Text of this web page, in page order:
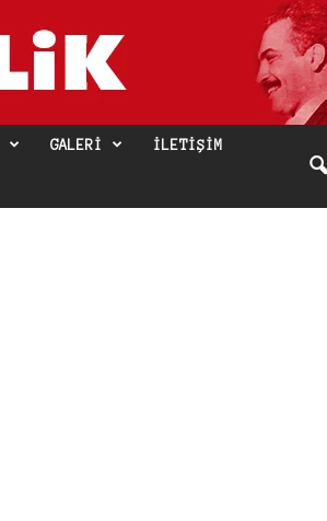
GALERI İLETIŞIM